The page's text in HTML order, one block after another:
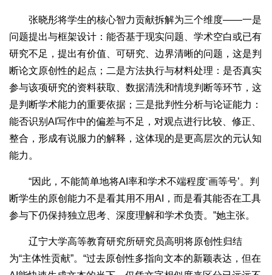
张晓彤将学生的核心智力贡献拆解为三个维度——一是
问题提出与框架设计：能否基于现实问题、学术空白或已有
研究不足，提出有价值、可研究、边界清晰的问题，这是判
断论文原创性的起点；二是方法执行与材料处理：是否真实
参与该项研究的资料获取、数据清洗和情境判断等环节，这
是判断学术能力的重要依据；三是批判性分析与论证能力：
能否识别AI写作中的偏差与不足，对观点进行比较、修正、
整合，形成有说服力的解释，这体现的是更高层次的元认知
能力。
“因此，不能简单地将AI率和学术不端程度‘画等号’。判
断学生的原创能力不是看其用不用AI，而是看其能否在工具
参与下仍保持独立思考、深度理解和学术负责。”她主张。
辽宁大学高等教育研究所研究员高明将原创性归结
为“主体性贡献”。“过去原创性多指向文本的新颖表达，但在